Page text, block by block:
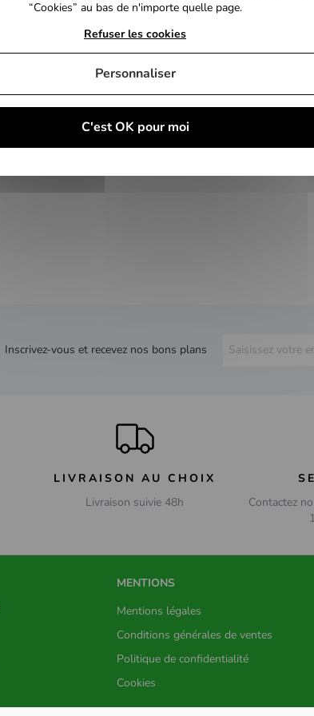
Inscrivez-vous et recevez nos bons plans
LIVRAISON AU CHOIX
Livraison suivie 48h
Contactez
MENTIONS
Mentions légales
Conditions générales de ventes
Politique de confidentialité
Cookies
“Cookies” au bas de n'importe quelle page.
C'est OK pour moi
Refuser les cookies
Personnaliser